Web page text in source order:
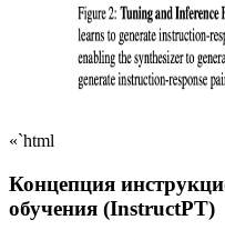
«`html
Концепция
обучения (InstructPT)